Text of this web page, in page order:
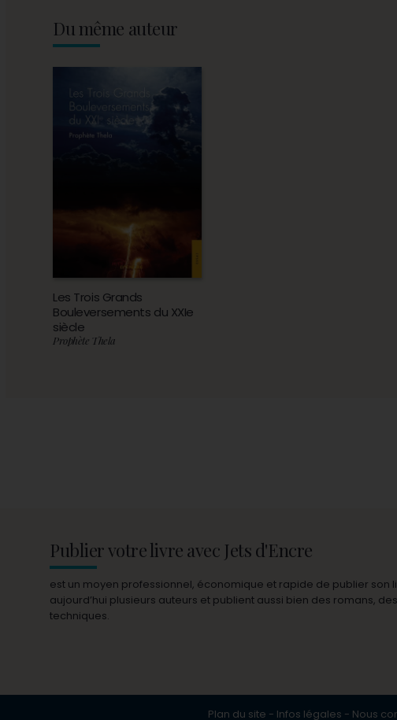
Du même auteur
Les Trois Grands
Bouleversements du XXIe
siècle
Prophète Thela
Publier votre livre avec Jets d'Encre
est un moyen professionnel, économique et rapide de publier son
aujourd’hui plusieurs auteurs et publient aussi bien des romans,
techniques.
Plan du site - Infos légales - Nous